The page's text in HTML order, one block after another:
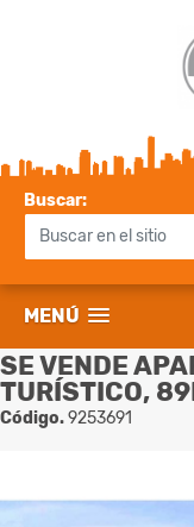
Buscar:
MENÚ
SE VENDE
TURÍSTICO,
Código.9253691